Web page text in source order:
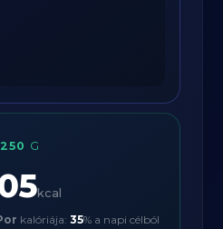
250 G
kcal
kalóriája: 35% a napi célból